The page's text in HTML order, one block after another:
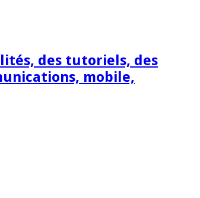
des tutoriels, des
mobile,